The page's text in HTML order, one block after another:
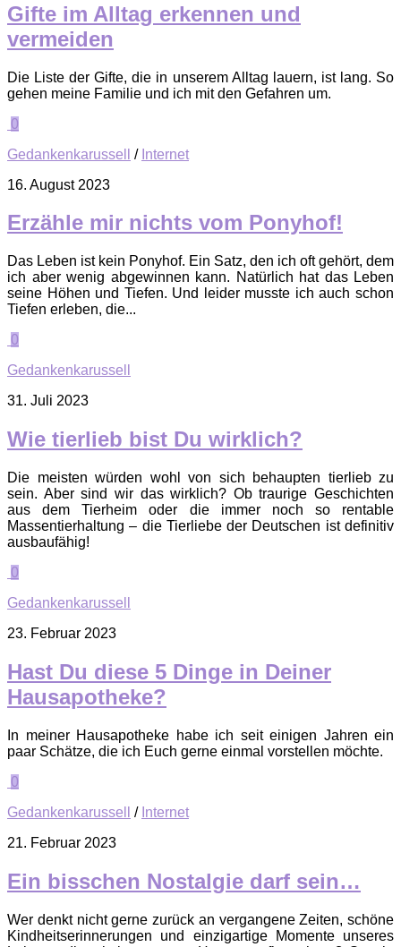
Gifte im Alltag erkennen und
vermeiden
Die Liste der Gifte, die in unserem Alltag lauern, ist lang. So
gehen meine Familie und ich mit den Gefahren um.
0
Gedankenkarussell
/ Internet
16. August 2023
Erzähle mir nichts vom Ponyhof!
Das Leben ist kein Ponyhof. Ein Satz, den ich oft gehört, dem
ich aber wenig abgewinnen kann. Natürlich hat das Leben
seine Höhen und Tiefen. Und leider musste ich auch schon
Tiefen erleben, die...
0
Gedankenkarussell
31. Juli 2023
Wie tierlieb bist Du wirklich?
Die meisten würden wohl von sich behaupten tierlieb zu
sein. Aber sind wir das wirklich? Ob traurige Geschichten
aus dem Tierheim oder die immer noch so rentable
Massentierhaltung – die Tierliebe der Deutschen ist definitiv
ausbaufähig!
0
Gedankenkarussell
23. Februar 2023
Hast Du diese 5 Dinge in Deiner
Hausapotheke?
In meiner Hausapotheke habe ich seit einigen Jahren ein
paar Schätze, die ich Euch gerne einmal vorstellen möchte.
0
Gedankenkarussell
/ Internet
21. Februar 2023
Ein bisschen Nostalgie darf sein…
Wer denkt nicht gerne zurück an vergangene Zeiten, schöne
Kindheitserinnerungen und einzigartige Momente unseres